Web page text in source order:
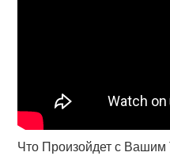
Что Произойдет с